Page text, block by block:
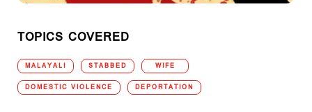
TOPICS COVERED
MALAYALI STABBED WIFE
DOMESTIC VIOLENCE DEPORTATION